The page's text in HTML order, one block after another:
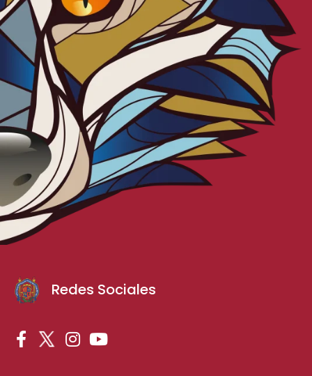
Redes Sociales